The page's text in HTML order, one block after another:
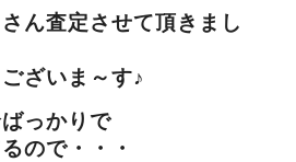
ん査定させて頂きまし
ざいま～す♪
っかりで
ので・・・